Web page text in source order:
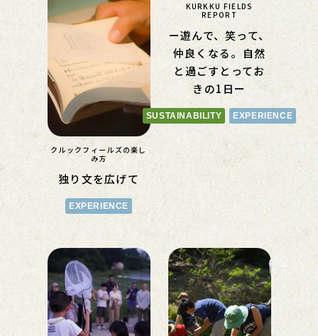
クルックフィールズの楽し
み方
独り文を広げて
EXPERIENCE
KURKKU FIELDS
REPORT
ー遊んで、笑って、
仲良くなる。自然
と過ごすとってお
きの1日ー
SUSTAINABILITY EXPERIENCE